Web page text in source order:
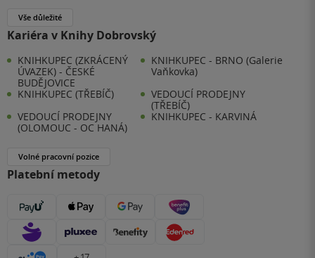
Vše důležité
Kariéra v Knihy Dobrovský
KNIHKUPEC (ZKRÁCENÝ
ÚVAZEK) - ČESKÉ
BUDĚJOVICE
KNIHKUPEC - BRNO (Galerie
Vaňkovka)
KNIHKUPEC (TŘEBÍČ)
VEDOUCÍ PRODEJNY
(TŘEBÍČ)
VEDOUCÍ PRODEJNY
(OLOMOUC - OC HANÁ)
KNIHKUPEC - KARVINÁ
Volné pracovní pozice
Platební metody